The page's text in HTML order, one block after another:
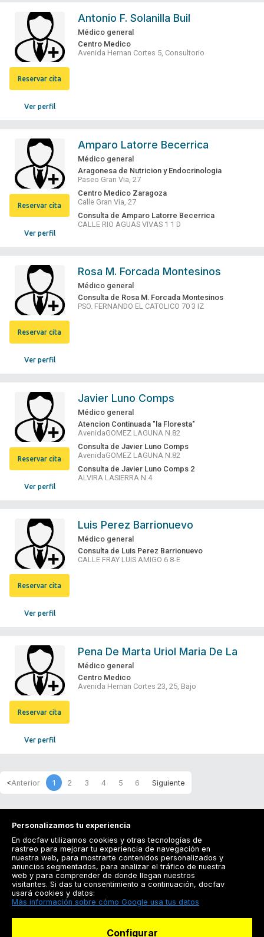
Ver perfil
Reservar cita
Antonio F. Solanilla Buil
Médico general
Centro Medico
Avenida Hernan Cortes 5, Consultorio
Ver perfil
Reservar cita
Amparo Latorre Becerrica
Médico general
Aragonesa de Nutricion y Endocrinologia
Paseo Gran Via, 27
Centro Medico Zaragoza
Calle Gran Via, 27
Consulta de Amparo Latorre Becerrica
CALLE RIO AGUAS VIVAS 1 1 D
Ver perfil
Reservar cita
Rosa M. Forcada Montesinos
Médico general
Consulta de Rosa M. Forcada Montesinos
PSO. FERNANDO EL CATOLICO 70 3 IZ
Ver perfil
Reservar cita
Javier Luno Comps
Médico general
Atencion Continuada "la Floresta"
AvenidaGOMEZ LAGUNA N.82
Consulta de Javier Luno Comps
AvenidaGOMEZ LAGUNA N.82
Consulta de Javier Luno Comps 2
ALVIRA LASIERRA N.4
Ver perfil
Reservar cita
Luis Perez Barrionuevo
Médico general
Consulta de Luis Perez Barrionuevo
CALLE FRAY LUIS AMIGO 6 8-E
Ver perfil
Reservar cita
Pena De Marta Uriol Maria De La
Médico general
Centro Medico
Avenida Hernan Cortes 23, 25, Bajo
1 2 3 4 5 6
Registrarse
Docfav
Personalizamos tu experiencia
En docfav utilizamos cookies y otras tecnologías de
rastreo para mejorar tu experiencia de navegación en
nuestra web, para mostrarte contenidos personalizados y
anuncios segmentados, para analizar el tráfico de nuestra
web y para comprender de donde llegan nuestros
visitantes. Si das tu consentimiento a continuación, docfav
usará cookies y datos:
Más información sobre cómo Google usa tus datos
Configurar